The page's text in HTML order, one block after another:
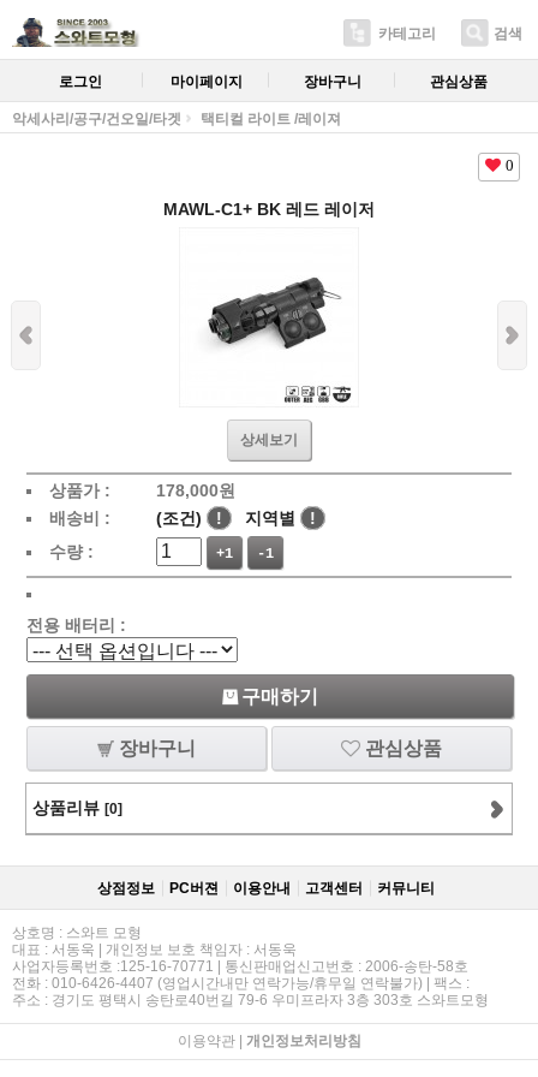
카테고리 검색
로그인 마이페이지 장바구니 관심상품
악세사리/공구/건오일/타겟 택티컬 라이트 /레이져
0
MAWL-C1+ BK 레드 레이저
상세보기
상품가 :
178,000원
배송비 :
(조건) ! 지역별
!
수량 :
+1 -1
전용 배터리 :
구매하기
장바구니 관심상품
상품리뷰 [0]
상점정보 PC버젼 이용안내 고객센터 커뮤니티
상호명 : 스와트 모형
대표 : 서동욱 | 개인정보 보호 책임자 : 서동욱
사업자등록번호 :125-16-70771 | 통신판매업신고번호 : 2006-송탄-58호
전화 : 010-6426-4407 (영업시간내만 연락가능/휴무일 연락불가) | 팩스 :
주소 : 경기도 평택시 송탄로40번길 79-6 우미프라자 3층 303호 스와트모형
이용약관| 개인정보처리방침